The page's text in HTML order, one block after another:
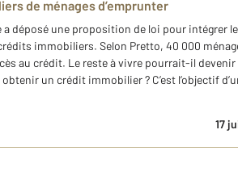
de ménages d’emprunter
a déposé une proposition de loi pour intégrer
immobiliers. Selon Pretto, 40 000
au crédit. Le reste à vivre pourrait-il devenir
un crédit immobilier ? C’est l’objectif
17